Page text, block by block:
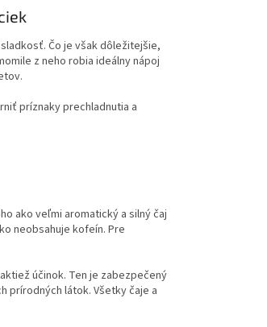
Čo je však dôležitejšie,
z neho robia ideálny nápoj
príznaky prechladnutia a
ako veľmi aromatický a silný čaj
neobsahuje kofeín. Pre
účinok. Ten je zabezpečený
prírodných látok. Všetky čaje a